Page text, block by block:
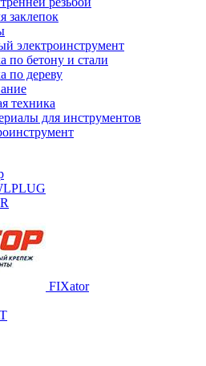
заклепок
электроинструмент
по бетону и стали
по дереву
техника
для инструментов
FIXator